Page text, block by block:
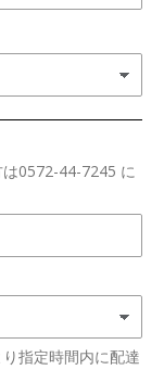
0572-44-7245 に
指定時間内に配達